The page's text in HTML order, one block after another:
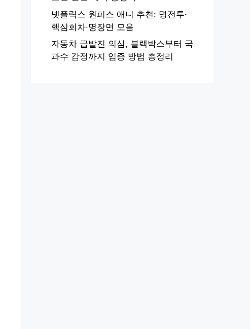
넷플릭스 원피스 애니 추천: 명전투·
핵심회차·명장면 모음
자동차 급발진 의심, 블랙박스부터 국
과수 감정까지 입증 방법 총정리